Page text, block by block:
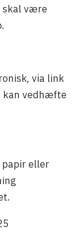
skal være
via link
kan vedhæfte
papir eller